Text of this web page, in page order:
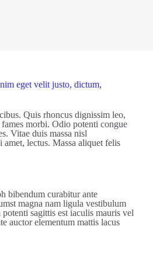
eget velit justo, dictum,
Quis rhoncus dignissim leo,
morbi. Odio potenti congue
Vitae duis massa nisl
amet, lectus. Massa aliquet felis
bibendum curabitur ante
magna nam ligula vestibulum
sagittis est iaculis mauris vel
auctor elementum mattis lacus